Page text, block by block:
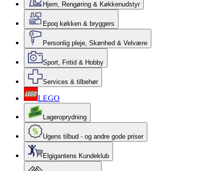
Hjem, Rengøring & Køkkenudstyr
Epoq køkken & bryggers
Personlig pleje, Skønhed & Velvære
Sport, Fritid & Hobby
Services & tilbehør
LEGO
Lageroprydning
Ugens tilbud - og andre gode priser
Elgigantens Kundeklub